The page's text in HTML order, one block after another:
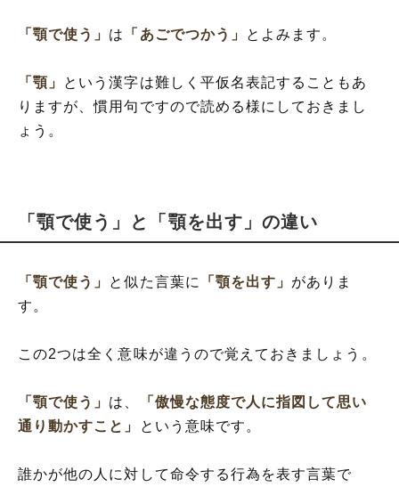
「顎で使う」 は 「あごでつかう」 とよみます。
「顎」
という漢字は難しく平仮名表記することもあ
りますが、慣用句ですので読める様にしておきまし
ょう。
「顎で使う」と「顎を出す」の違い
「顎で使う」 と似た言葉に 「顎を出す」 がありま
す。
この2つは全く意味が違うので覚えておきましょう。
「顎で使う」 は、
「傲慢な態度で人に指図して思い
通り動かすこと」
という意味です。
誰かが他の人に対して命令する行為を表す言葉で